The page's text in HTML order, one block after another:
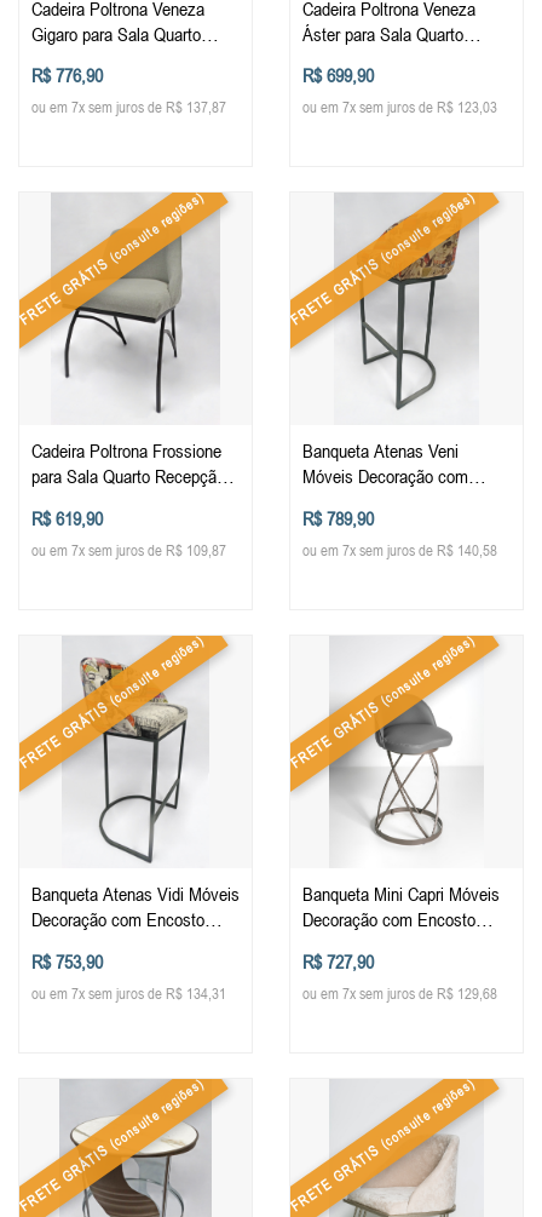
Cadeira Poltrona Veneza
Gigaro para Sala Quarto
Decorativa em Metal Móveis
Decoração
R$ 776,90
ou em 7x sem juros de R$ 137,87
Cadeira Poltrona Veneza
Áster para Sala Quarto
Decorativa em Metal Móveis
Decoração
R$ 699,90
ou em 7x sem juros de R$ 123,03
FRETE GRÁTIS
(consulte regiões)
Cadeira Poltrona Frossione
para Sala Quarto Recepção
em Metal Móveis Decoração
R$ 619,90
ou em 7x sem juros de R$ 109,87
FRETE GRÁTIS
(consulte regiões)
Banqueta Atenas Veni
Móveis Decoração com
Bistro Estofada Alta
R$ 789,90
ou em 7x sem juros de R$ 140,58
FRETE GRÁTIS
(consulte regiões)
Banqueta Atenas Vidi Móveis
Decoração com Encosto
Estofada Alta
R$ 753,90
ou em 7x sem juros de R$ 134,31
FRETE GRÁTIS
(consulte regiões)
Banqueta Mini Capri Móveis
Decoração com Encosto
Estofada Baixa
R$ 727,90
ou em 7x sem juros de R$ 129,68
FRETE GRÁTIS
(consulte regiões)
FRETE GRÁTIS
(consulte regiões)